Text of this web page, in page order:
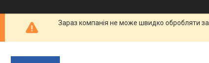
Зараз компанія не може швидко обробляти